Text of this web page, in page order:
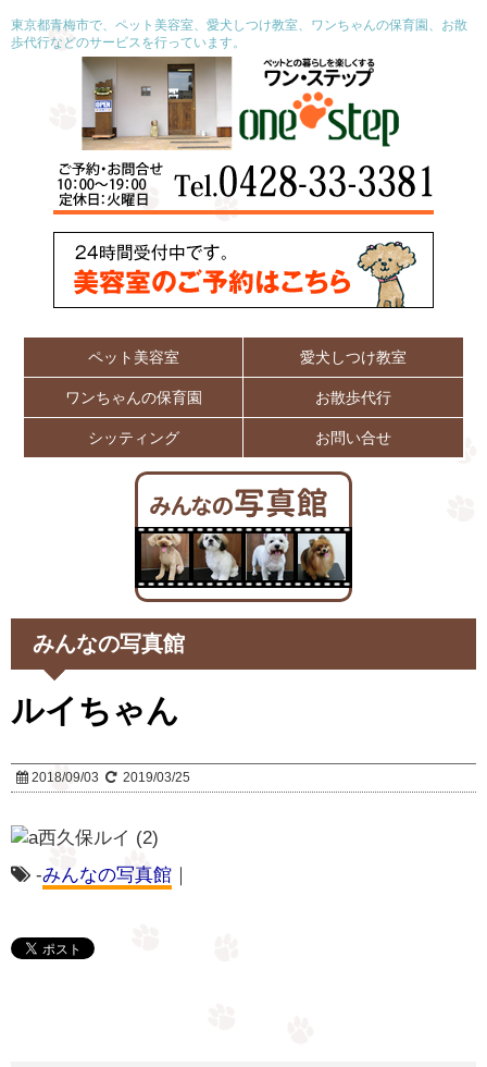
東京都青梅市で、ペット美容室、愛犬しつけ教室、ワンちゃんの保育園、お散
歩代行などのサービスを行っています。
ペット美容室 愛犬しつけ教室
ワンちゃんの保育園 お散歩代行
シッティング お問い合せ
みんなの写真館
ルイちゃん
2018/09/03 2019/03/25
-みんなの写真館 ｜